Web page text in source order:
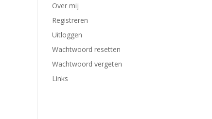
Over mij
Registreren
Uitloggen
Wachtwoord resetten
Wachtwoord vergeten
Links